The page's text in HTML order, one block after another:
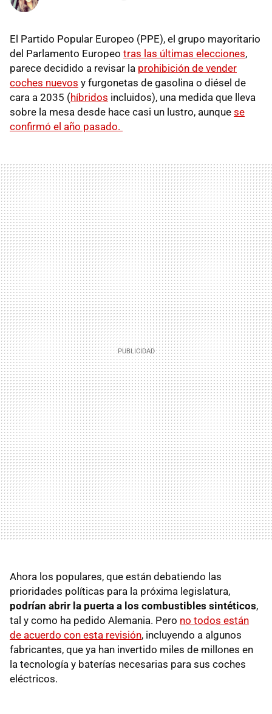
El Partido Popular Europeo (PPE), el grupo mayoritario
del Parlamento Europeo tras las últimas elecciones,
parece decidido a revisar la prohibición de vender
coches nuevos y furgonetas de gasolina o diésel de
cara a 2035 (híbridos incluidos), una medida que lleva
sobre la mesa desde hace casi un lustro, aunque se
confirmó el año pasado.
Ahora los populares, que están debatiendo las
prioridades políticas para la próxima legislatura,
podrían abrir la puerta a los combustibles sintéticos,
tal y como ha pedido Alemania. Pero no todos están
de acuerdo con esta revisión, incluyendo a algunos
fabricantes, que ya han invertido miles de millones en
la tecnología y baterías necesarias para sus coches
eléctricos.